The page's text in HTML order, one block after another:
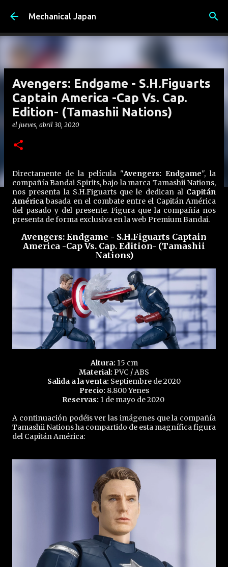
Ir al contenido principal
Mechanical Japan
Avengers: Endgame - S.H.Figuarts
Captain America -Cap Vs. Cap.
Edition- (Tamashii Nations)
el jueves, abril 30, 2020
Directamente de la película "Avengers: Endgame", la
compañía Bandai Spirits, bajo la marca Tamashii Nations,
nos presenta la S.H.Figuarts que le dedican al Capitán
América basada en el combate entre el Capitán América
del pasado y del presente. Figura que la compañía nos
presenta de forma exclusiva en la web Premium Bandai.
Avengers: Endgame - S.H.Figuarts Captain
America -Cap Vs. Cap. Edition- (Tamashii
Nations)
Altura: 15 cm
Material: PVC / ABS
Salida a la venta: Septiembre de 2020
Precio: 8.800 Yenes
Reservas: 1 de mayo de 2020
A continuación podéis ver las imágenes que la compañía
Tamashii Nations ha compartido de esta magnífica figura
del Capitán América: